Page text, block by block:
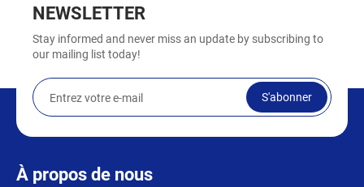
NEWSLETTER
Stay informed and never miss an update by subscribing to
our mailing list today!
S'abonner
À propos de nous